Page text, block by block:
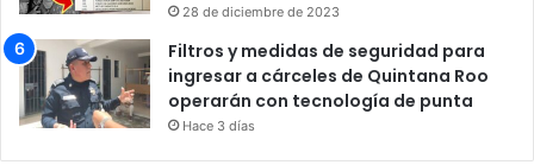
28 de diciembre de 2023
Filtros y medidas de seguridad para
ingresar a cárceles de Quintana Roo
operarán con tecnología de punta
Hace 3 días